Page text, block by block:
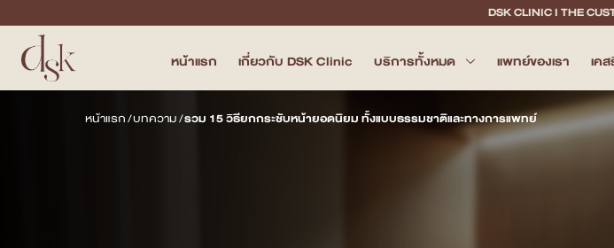
DSK CLINIC I THE
หน้าแรก เกี่ยวกับ DSK Clinic บริการทั้งหมด แพทย์ของเรา เค
หน้าแรก
หน้าแรก/บทความ/รวม 15 วิธียกกระชับหน้ายอดนิยม ทั้งแบบธรรมชาติและทางการแพทย์